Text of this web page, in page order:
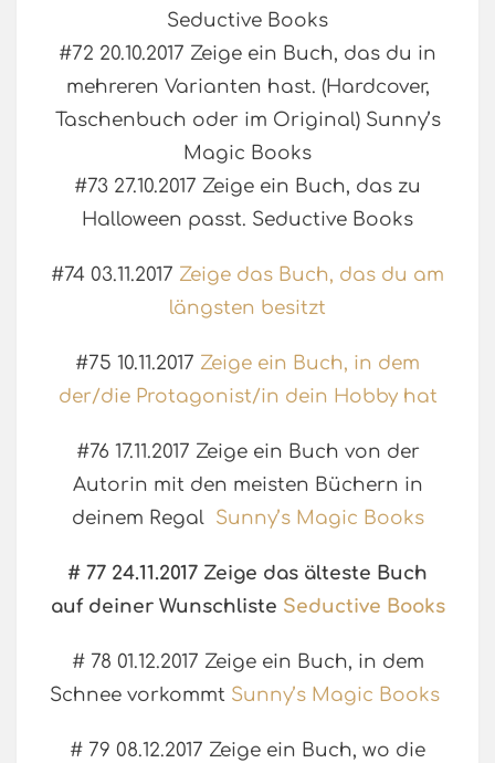
Seductive Books
#72 20.10.2017 Zeige ein Buch, das du in
mehreren Varianten hast. (Hardcover,
Taschenbuch oder im Original) Sunny’s
Magic Books
#73 27.10.2017 Zeige ein Buch, das zu
Halloween passt. Seductive Books
#74 03.11.2017 Zeige das Buch, das du am
längsten besitzt
#75 10.11.2017 Zeige ein Buch, in dem
der/die Protagonist/in dein Hobby hat
#76 17.11.2017 Zeige ein Buch von der
Autorin mit den meisten Büchern in
deinem Regal Sunny’s Magic Books
# 77 24.11.2017 Zeige das älteste Buch
auf deiner Wunschliste Seductive Books
# 78 01.12.2017 Zeige ein Buch, in dem
Schnee vorkommt Sunny’s Magic Books
# 79 08.12.2017 Zeige ein Buch, wo die